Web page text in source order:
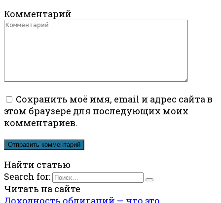
Комментарий
Сохранить моё имя, email и адрес сайта в
этом браузере для последующих моих
комментариев.
Найти статью
Search for:
Читать на сайте
Доходность облигаций — что это